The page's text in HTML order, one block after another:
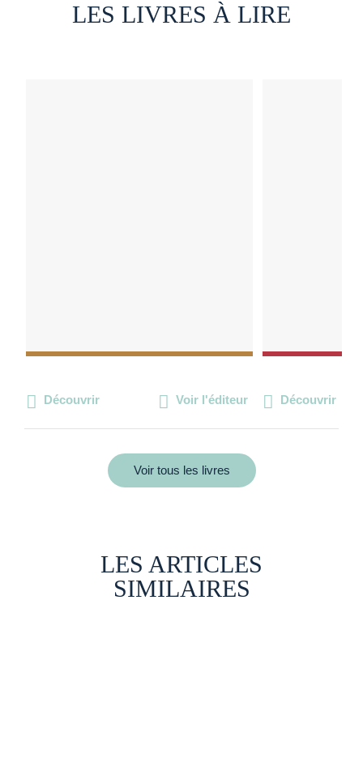
LES LIVRES À LIRE
Découvrir Voir l'éditeur Découvrir
Voir tous les livres
LES ARTICLES
SIMILAIRES